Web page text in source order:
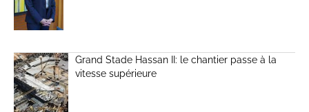
Grand Stade Hassan II: le chantier passe à la
vitesse supérieure